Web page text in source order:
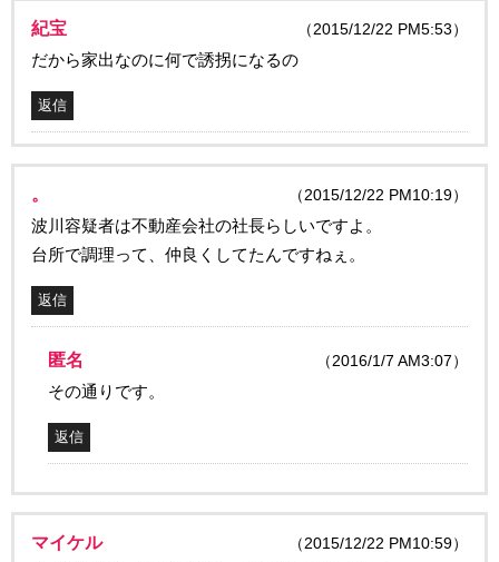
紀宝 （2015/12/22 PM5:53）
だから家出なのに何で誘拐になるの
返信
。 （2015/12/22 PM10:19）
波川容疑者は不動産会社の社長らしいですよ。
台所で調理って、仲良くしてたんですねぇ。
返信
匿名 （2016/1/7 AM3:07）
その通りです。
返信
マイケル （2015/12/22 PM10:59）